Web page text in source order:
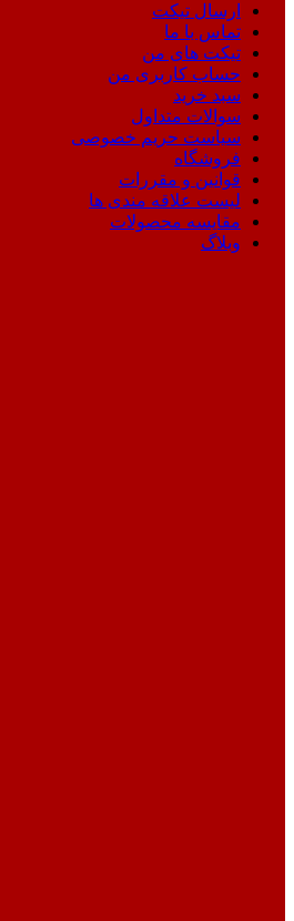
ارسال تیکت
تماس با ما
تیکت های من
حساب کاربری من
سبد خرید
سوالات متداول
سیاست حریم خصوصی
فروشگاه
قوانین و مقررات
لیست علاقه مندی ها
مقایسه محصولات
وبلاگ